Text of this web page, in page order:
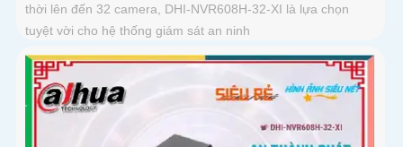
thời lên đến 32 camera, DHI-NVR608H-32-XI là lựa chọn
tuyệt vời cho hệ thống giám sát an ninh